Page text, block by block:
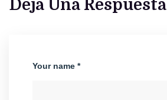
Deja Una Respuesta
Your name *